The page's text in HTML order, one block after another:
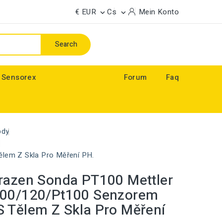
€ EUR Cs  Mein Konto
Search
Forum Faq
Z Skla Pro Měření PH.
Sonda PT100 Mettler
120/Pt100 Senzorem
Tělem Z Skla Pro Měření